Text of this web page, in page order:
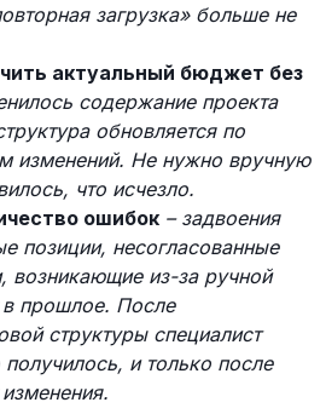
загрузка» больше не
актуальный бюджет без
содержание проекта
обновляется по
изменений. Не нужно вручную
что исчезло.
ошибок – задвоения
позиции, несогласованные
возникающие из-за ручной
прошлое. После
структуры специалист
получилось, и только после